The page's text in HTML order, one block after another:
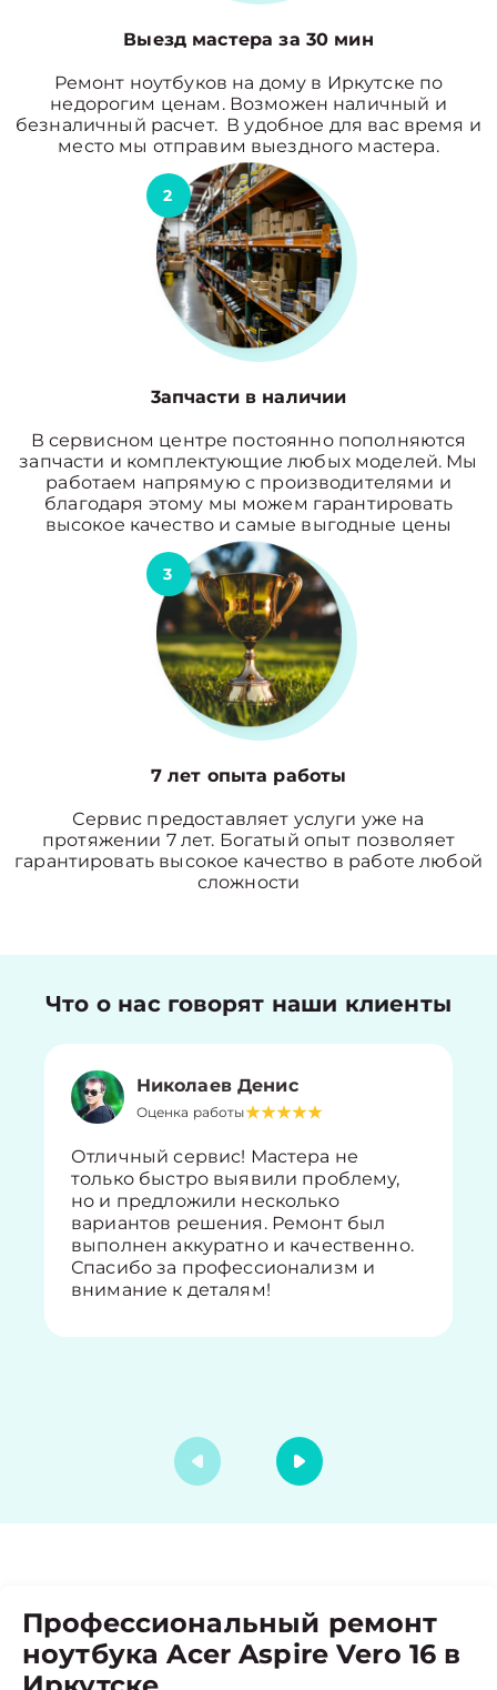
Выезд мастера за 30 мин
Ремонт ноутбуков на дому в Иркутске по
недорогим ценам. Возможен наличный и
безналичный расчет. В удобное для вас время и
место мы отправим выездного мастера.
2
3апчасти в наличии
В сервисном центре постоянно пополняются
запчасти и комплектующие любых моделей. Мы
работаем напрямую с производителями и
благодаря этому мы можем гарантировать
высокое качество и самые выгодные цены
3
7 лет опыта работы
Сервис предоставляет услуги уже на
протяжении 7 лет. Богатый опыт позволяет
гарантировать высокое качество в работе любой
сложности
Что о нас говорят наши клиенты
Николаев Денис
Оценка работы
Отличный сервис! Мастера не
только быстро выявили проблему,
но и предложили несколько
вариантов решения. Ремонт был
выполнен аккуратно и качественно.
Спасибо за профессионализм и
внимание к деталям!
Профессиональный ремонт
ноутбука Acer Aspire Vero 16 в